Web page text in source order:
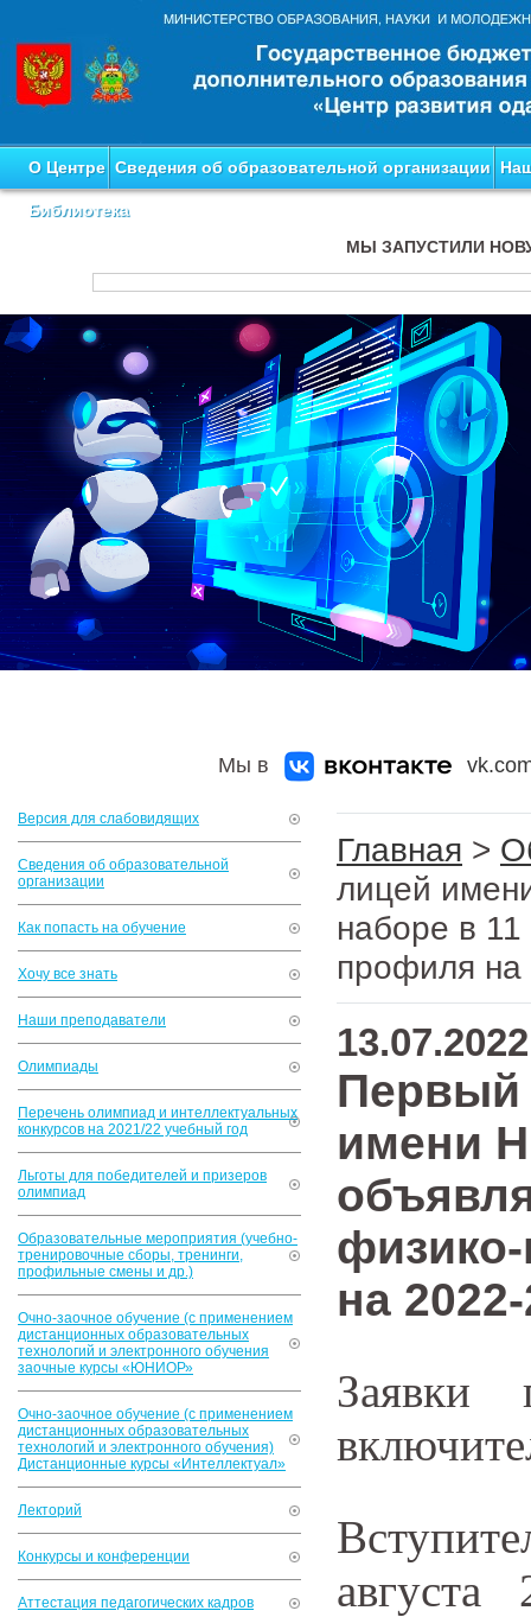
О Центре Сведения об образовательной организации
Библиотека
МЫ ЗАПУСТИЛИ
Мы в
Версия для слабовидящих
Сведения об образовательной
организации
Как попасть на обучение
Хочу все знать
Наши преподаватели
Олимпиады
Перечень олимпиад и интеллектуальных
конкурсов на 2021/22 учебный год
Льготы для победителей и призеров
олимпиад
Образовательные мероприятия (учебно-
тренировочные сборы, тренинги,
профильные смены и др.)
Очно-заочное обучение (с применением
дистанционных образовательных
технологий и электронного обучения
заочные курсы «ЮНИОР»
Очно-заочное обучение (с применением
дистанционных образовательных
технологий и электронного обучения)
Дистанционные курсы «Интеллектуал»
Лекторий
Конкурсы и конференции
Аттестация педагогических кадров
Главная >
лицей
наборе в 11
профиля на
13.07.2022
Первый
имени
на
Заявки